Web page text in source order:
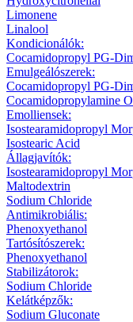
Limonene
Linalool
Kondicionálók:
Cocamidopropyl PG-
Emulgeálószerek:
Cocamidopropyl PG-
Cocamidopropylamine
Emolliensek:
Isostearamidopropyl
Isostearic Acid
Állagjavítók:
Isostearamidopropyl
Maltodextrin
Sodium Chloride
Antimikrobiális:
Phenoxyethanol
Tartósítószerek:
Phenoxyethanol
Stabilizátorok:
Sodium Chloride
Kelátképzők:
Sodium Gluconate